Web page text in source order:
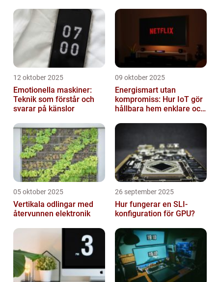
12 oktober 2025
Emotionella maskiner:
Teknik som förstår och
svarar på känslor
09 oktober 2025
Energismart utan
kompromiss: Hur IoT gör
hållbara hem enklare och
05 oktober 2025
Vertikala odlingar med
återvunnen elektronik
26 september 2025
Hur fungerar en SLI-
konfiguration för GPU?